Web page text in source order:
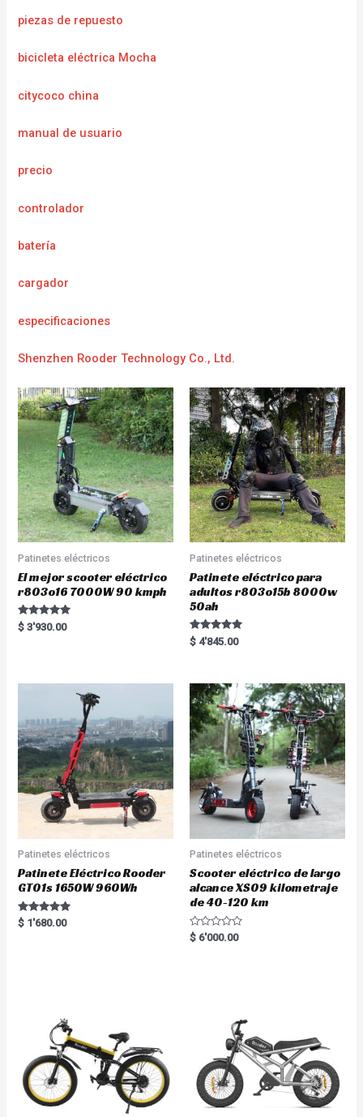
piezas de repuesto
bicicleta eléctrica Mocha
citycoco china
manual de usuario
precio
controlador
batería
cargador
especificaciones
Shenzhen Rooder Technology Co., Ltd.
Patinetes eléctricos
El mejor scooter eléctrico
r803o16 7000W 90 kmph
Rated
5.00
$ 3'930.00
Patinetes eléctricos
Patinete eléctrico para
adultos r803o15b 8000w
50ah
Rated
5.00
$ 4'845.00
Patinetes eléctricos
Patinete Eléctrico Rooder
GT01s 1650W 960Wh
Rated
5.00
$ 1'680.00
Patinetes eléctricos
Scooter eléctrico de largo
alcance XS09 kilometraje
de 40-120 km
R
a
$ 6'000.00